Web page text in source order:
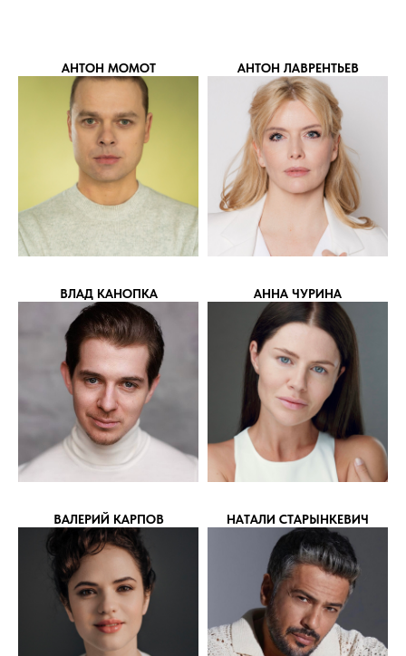
АНТОН МОМОТ АНТОН ЛАВРЕНТЬЕВ
ВЛАД КАНОПКА АННА ЧУРИНА
ВАЛЕРИЙ КАРПОВ НАТАЛИ СТАРЫНКЕВИЧ